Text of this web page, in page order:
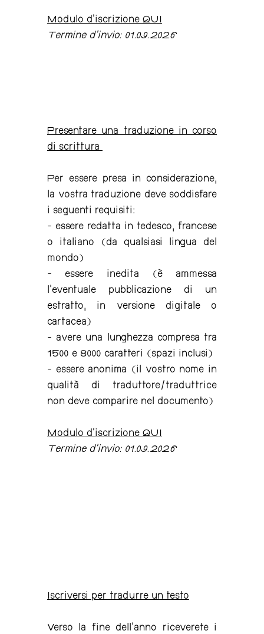
Modulo d'iscrizione QUI
Termine d’invio: 01.09.2026
Presentare una traduzione in corso
di scrittura
Per essere presa in considerazione,
la vostra traduzione deve soddisfare
i seguenti requisiti:
- essere redatta in tedesco, francese
o italiano (da qualsiasi lingua del
mondo)
- essere inedita (è ammessa
l’eventuale pubblicazione di un
estratto, in versione digitale o
cartacea)
- avere una lunghezza compresa tra
1500 e 8000 caratteri (spazi inclusi)
- essere anonima (il vostro nome in
qualità di traduttore/traduttrice
non deve comparire nel documento)
Modulo d'iscrizione QUI
Termine d’invio: 01.09.2026
Iscriversi per tradurre un testo
Verso la fine dell’anno riceverete i